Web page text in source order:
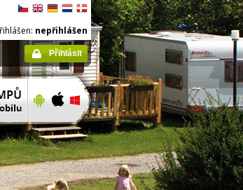
nepřihlášen
Přihlásit